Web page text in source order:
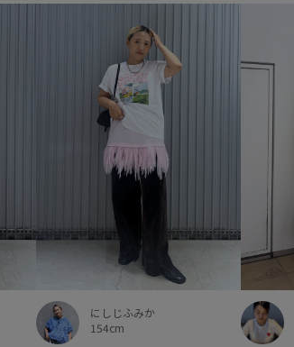
にしじふみか
154cm